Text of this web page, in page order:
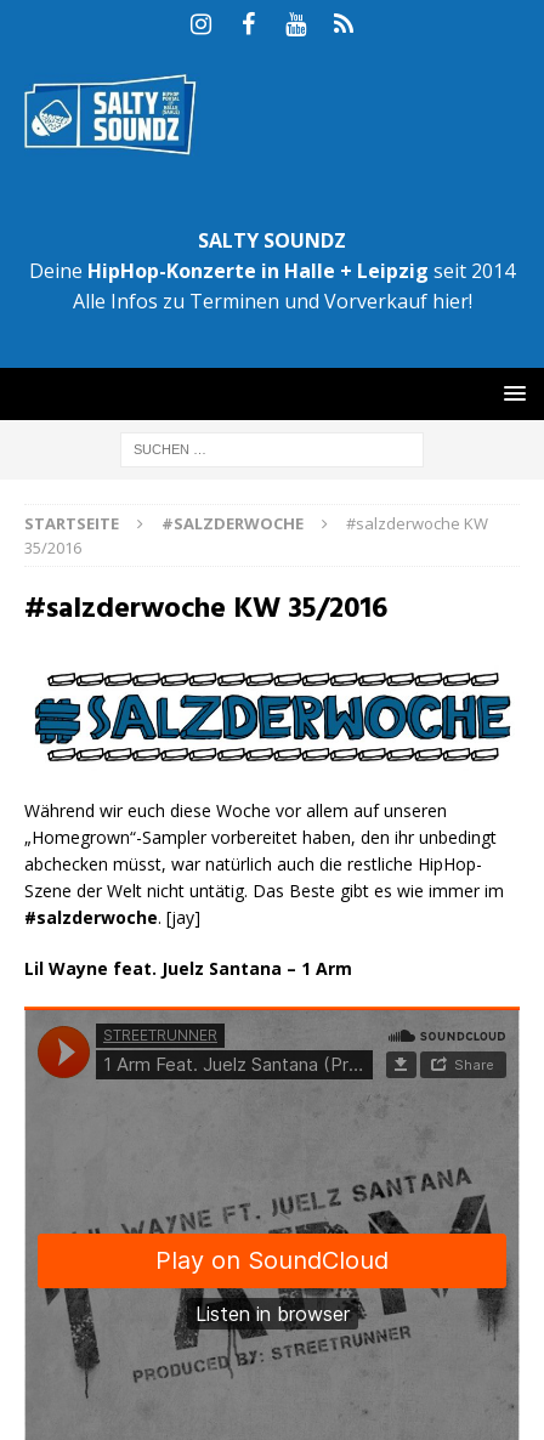
SALTY SOUNDZ
Deine HipHop-Konzerte in Halle + Leipzig seit 2014
Alle Infos zu Terminen und Vorverkauf hier!
STARTSEITE #SALZDERWOCHE
#salzderwoche KW
35/2016
#salzderwoche KW 35/2016
Während wir euch diese Woche vor allem auf unseren
„Homegrown“-Sampler vorbereitet haben, den ihr unbedingt
abchecken müsst, war natürlich auch die restliche HipHop-
Szene der Welt nicht untätig. Das Beste gibt es wie immer im
#salzderwoche. [jay]
Lil Wayne feat. Juelz Santana – 1 Arm